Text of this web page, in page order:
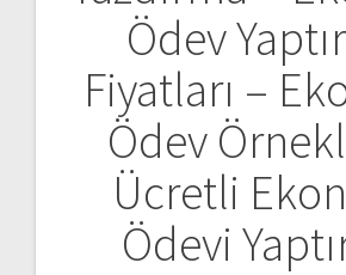
Ödev
Fiyatları –
Ödev
Ücretli
Ödevi